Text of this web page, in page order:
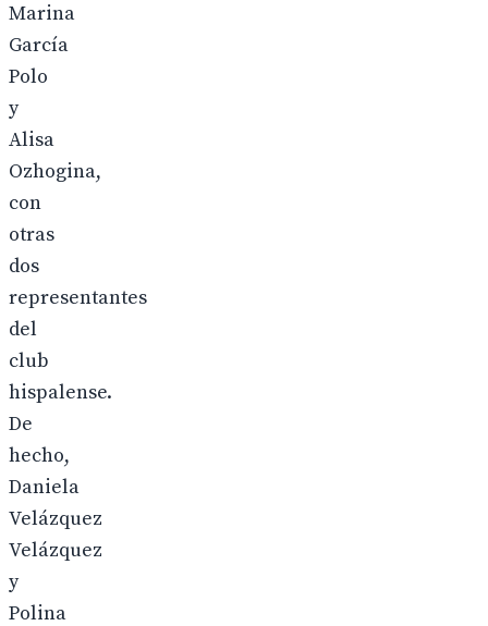
Marina
García
Polo
y
Alisa
Ozhogina,
con
otras
dos
representantes
del
club
hispalense.
De
hecho,
Daniela
Velázquez
Velázquez
y
Polina